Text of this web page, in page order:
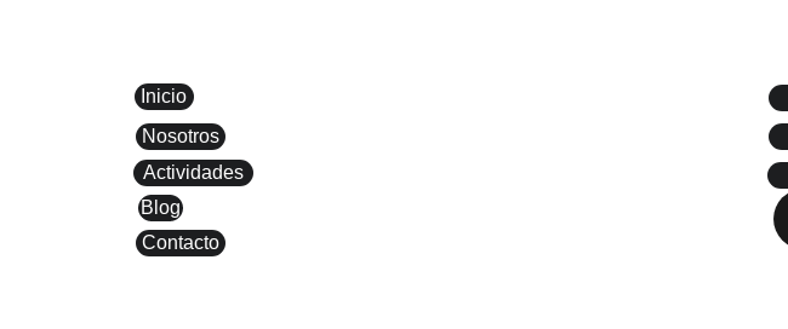
Inicio
Nosotros
Actividades
Blog
Contacto